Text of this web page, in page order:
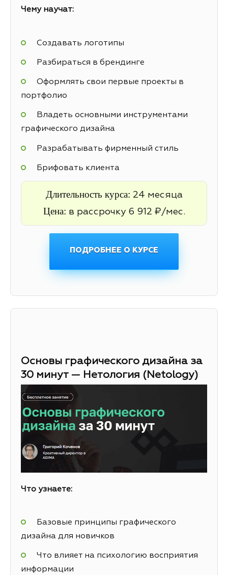
Чему научат:
Создавать логотипы
Разбираться в брендинге
Оформлять свои первые проекты в
портфолио
Владеть основными инструментами
графического дизайна
Разрабатывать фирменный стиль
Брифовать клиента
Длительность курса: 24 месяца
Цена: в рассрочку 6 912 ₽/мес.
ПОДРОБНЕЕ О КУРСЕ
Основы графического дизайна за
30 минут — Нетология (Netology)
Что узнаете:
Базовые принципы графического
дизайна для новичков
Что влияет на психологию восприятия
информации